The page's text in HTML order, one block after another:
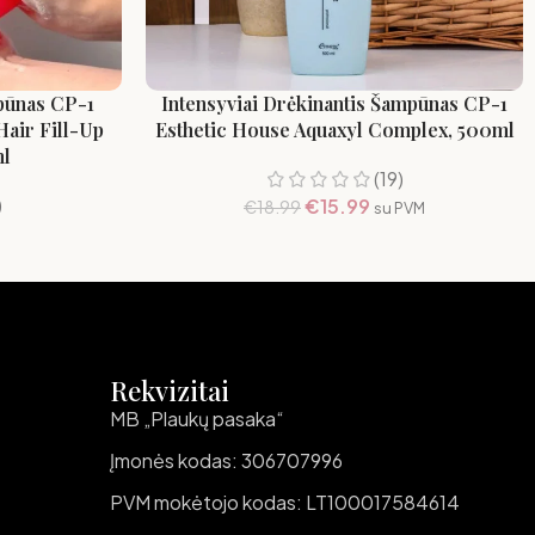
CP-1
Fill-Up
Intensyviai Drėkinantis Šampūnas CP-1
Esthetic House Aquaxyl Complex, 500ml
(19)
€18.99€15.99 su PVM
Rekvizitai
MB „Plaukų pasaka“
Įmonės kodas: 306707996
PVM mokėtojo kodas: LT100017584614